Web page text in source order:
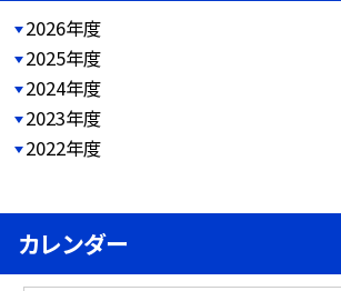
2026年度
2025年度
2024年度
2023年度
2022年度
カレンダー